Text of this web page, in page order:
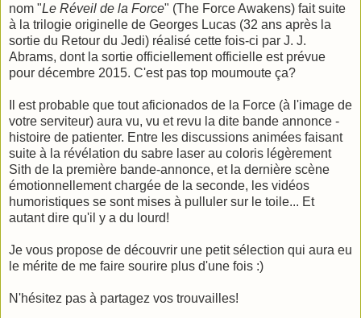
nom "Le Réveil de la Force" (The Force Awakens) fait suite
à la trilogie originelle de Georges Lucas (32 ans après la
sortie du Retour du Jedi) réalisé cette fois-ci par J. J.
Abrams, dont la sortie officiellement officielle est prévue
pour décembre 2015. C'est pas top moumoute ça?
Il est probable que tout aficionados de la Force (à l'image de
votre serviteur) aura vu, vu et revu la dite bande annonce -
histoire de patienter. Entre les discussions animées faisant
suite à la révélation du sabre laser au coloris légèrement
Sith de la première bande-annonce, et la dernière scène
émotionnellement chargée de la seconde, les vidéos
humoristiques se sont mises à pulluler sur le toile... Et
autant dire qu'il y a du lourd!
Je vous propose de découvrir une petit sélection qui aura eu
le mérite de me faire sourire plus d'une fois :)
N'hésitez pas à partagez vos trouvailles!